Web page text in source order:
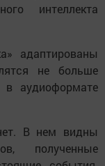
интеллекта
адаптированы
не больше
аудиоформате
В нем видны
полученные